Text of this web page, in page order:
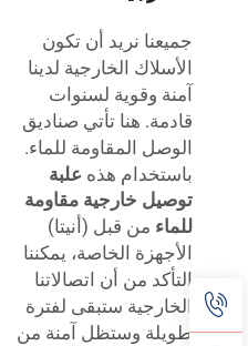
جميعنا نريد أن تكون
الأسلاك الخارجية لدينا
آمنة وقوية لسنوات
قادمة. هنا تأتي صناديق
الوصل المقاومة للماء.
باستخدام هذه علبة
توصيل خارجية مقاومة
للماء من قبل (أنيتا)
الأجهزة الخاصة، يمكننا
التأكد من أن اتصالاتنا
الخارجية ستبقى لفترة
طويلة وستظل آمنة من